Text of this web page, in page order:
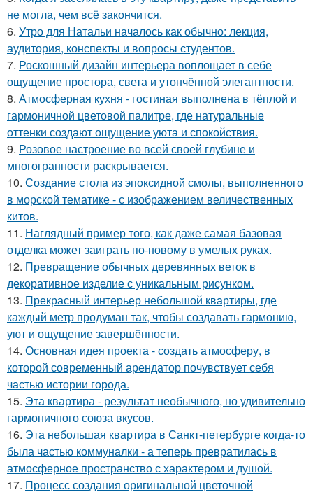
не могла, чем всё закончится.
6. Утро для Натальи началось как обычно: лекция,
аудитория, конспекты и вопросы студентов.
7. Роскошный дизайн интерьера воплощает в себе
ощущение простора, света и утончённой элегантности.
8. Атмосферная кухня - гостиная выполнена в тёплой и
гармоничной цветовой палитре, где натуральные
оттенки создают ощущение уюта и спокойствия.
9. Розовое настроение во всей своей глубине и
многогранности раскрывается.
10. Создание стола из эпоксидной смолы, выполненного
в морской тематике - с изображением величественных
китов.
11. Наглядный пример того, как даже самая базовая
отделка может заиграть по-новому в умелых руках.
12. Превращение обычных деревянных веток в
декоративное изделие с уникальным рисунком.
13. Прекрасный интерьер небольшой квартиры, где
каждый метр продуман так, чтобы создавать гармонию,
уют и ощущение завершённости.
14. Основная идея проекта - создать атмосферу, в
которой современный арендатор почувствует себя
частью истории города.
15. Эта квартира - результат необычного, но удивительно
гармоничного союза вкусов.
16. Эта небольшая квартира в Санкт-петербурге когда-то
была частью коммуналки - а теперь превратилась в
атмосферное пространство с характером и душой.
17. Процесс создания оригинальной цветочной